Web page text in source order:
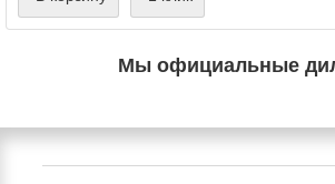
Мы официальные